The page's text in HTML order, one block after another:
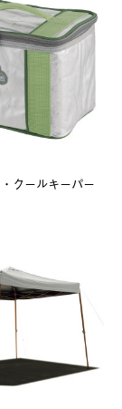
クールキーパー